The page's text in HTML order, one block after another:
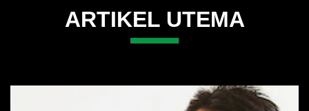
ARTIKEL UTEMA